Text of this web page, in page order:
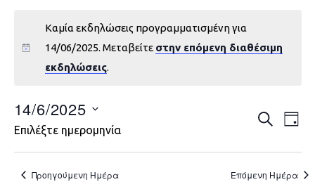
Καμία εκδηλώσεις προγραμματισμένη για
14/06/2025. Μεταβείτε στην επόμενη διαθέσιμη
εκδηλώσεις.
Search
and
DAY
14/6/2025
Επιλέξτε ημερομηνία
Προηγούμενη Ημέρα Επόμενη Ημέρα